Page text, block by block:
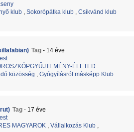
klub , Sokorópátka klub , Csikvánd klub
Tag - 14 éve
ÉLETED
közösség , Gyógyításról másképp Klub
Tag - 17 éve
MAGYAROK , Vállalkozás Klub ,